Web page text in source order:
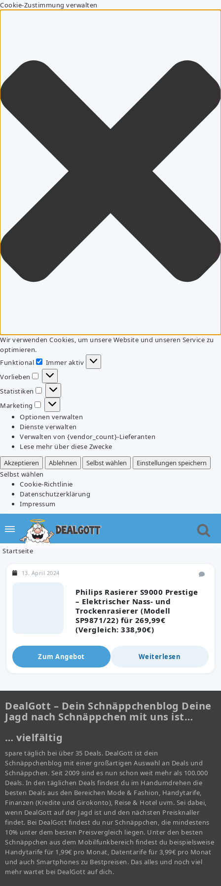
Cookie-Zustimmung verwalten
Wir verwenden Cookies, um unsere Website und unseren Service zu
optimieren.
Funktional
Funktional
Immer aktiv
Vorlieben
Vorlieben
Statistiken
Statistiken
Marketing
Marketing
Optionen verwalten
Dienste verwalten
Verwalten von {vendor_count}-Lieferanten
Lese mehr über diese Zwecke
Akzeptieren
Ablehnen Selbst wählen
Einstellungen speichern
Selbst wählen
Cookie-Richtlinie
Datenschutzerklärung
Impressum
Startseite
Philips Rasierer S9000 Prestige
– Elektrischer Nass- und
Trockenrasierer (Modell
SP9871/22) für 269,99€
(Vergleich: 338,90€)
13. April 2024
Zum Angebot Weiterlesen
DealGott – Dein Schnäppchenblog Deine
Jagd nach Schnäppchen mit uns ist…
… vielfältig
spare täglich bei über 35 Deals. DealGott ist dein
Schnäppchenblog mit einer großartigen Auswahl an Deals und
Schnäppchen. Seit 2009 sind es nun schon weit mehr als 100.000
Deals. In den täglichen Deals findest du im Handumdrehen die
besten Deals aus den Bereichen Mode & Fashion, Handytarife,
Finanzen (Kredite und Girokonto), Reise & Hotel uvm. Sei dabei,
wenn DealGott auf der Jagd ist und den nächsten Preisknaller
findet. Bei DealGott findest du nur Schnäppchen, die mindestens
10% unter dem besten Preisvergleich liegen. Unter den besten
Schnäppchen aus dem Mobilfunkbereich findest du beispielsweise
Handytarife für 1,99€ pro Monat, Datentarife für 3,99€ pro Monat
und auch Smartphones zu Bestpreisen. Das alles und noch viel
mehr wartet bei DealGott auf dich.